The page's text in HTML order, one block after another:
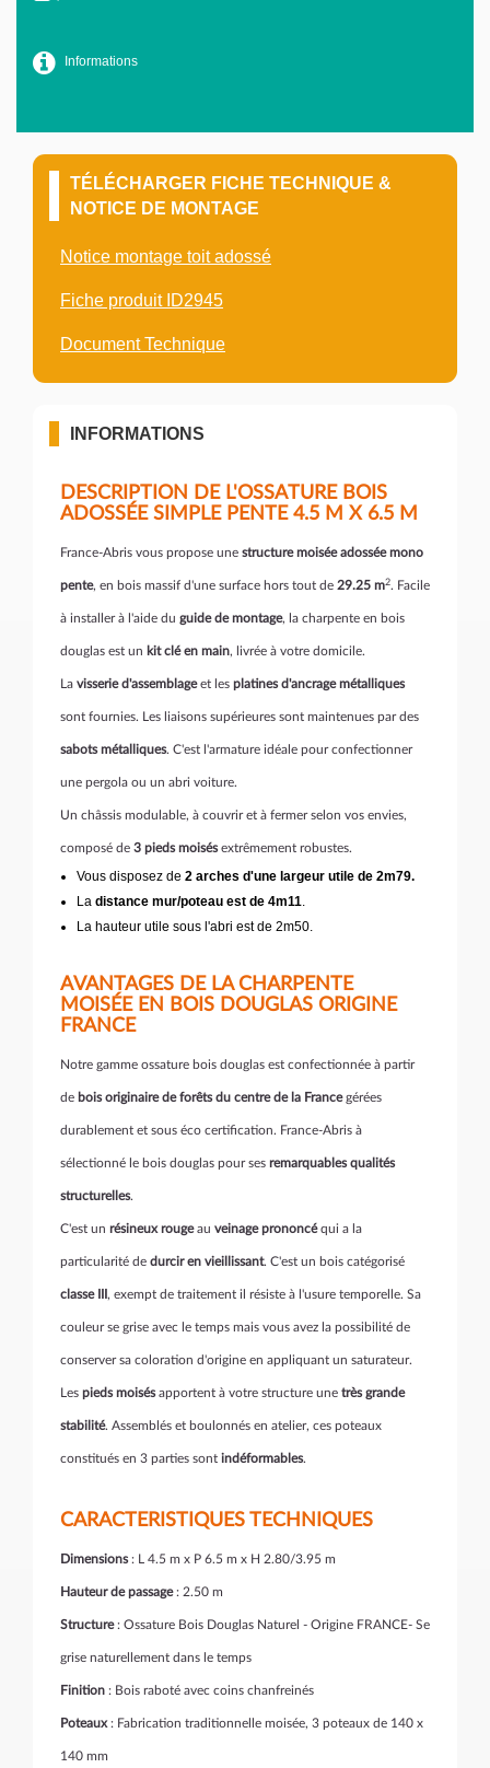
Informations
TÉLÉCHARGER FICHE TECHNIQUE &
NOTICE DE MONTAGE
Notice montage toit adossé
Fiche produit ID2945
Document Technique
INFORMATIONS
DESCRIPTION DE L'OSSATURE BOIS
ADOSSÉE SIMPLE PENTE 4.5 M X 6.5 M
France-Abris vous propose une structure moisée adossée mono
pente, en bois massif d'une surface hors tout de 29.25 m2. Facile
à installer à l'aide du guide de montage, la charpente en bois
douglas est un kit clé en main, livrée à votre domicile.
La visserie d'assemblageet les platines d'ancrage métalliques
sont fournies. Les liaisons supérieures sont maintenues par des
sabots métalliques. C'est l'armature idéale pour confectionner
une pergola ou un abri voiture.
Un châssis modulable, à couvrir et à fermer selon vos envies,
composé de 3 pieds moisésextrêmement robustes.
Vous disposez de 2 arches d'une largeur utile de 2m79.
La distance mur/poteau est de 4m11.
La hauteur utile sous l'abri est de 2m50.
AVANTAGES DE LA CHARPENTE
MOISÉE EN BOIS DOUGLAS ORIGINE
FRANCE
Notre gamme ossature bois douglas est confectionnée à partir
de bois originaire de forêts du centre de la Francegérées
durablement et sous éco certification. France-Abris à
sélectionné le bois douglas pour ses remarquables qualités
structurelles.
C'est un résineux rougeau veinage prononcéqui a la
particularité de durcir en vieillissant. C'est un bois catégorisé
classe III , exempt de traitement il résiste à l'usure temporelle. Sa
couleur se grise avec le temps mais vous avez la possibilité de
conserver sa coloration d'origine en appliquant un saturateur.
Les pieds moisésapportent à votre structure une très grande
stabilité. Assemblés et boulonnés en atelier, ces poteaux
constitués en 3 parties sont indéformables.
CARACTERISTIQUES TECHNIQUES
Dimensions: L 4.5 m x P 6.5 m x H 2.80/3.95 m
Hauteur de passage: 2.50 m
Structure: Ossature Bois Douglas Naturel - Origine FRANCE- Se
grise naturellement dans le temps
Finition : Bois raboté avec coins chanfreinés
Poteaux: Fabrication traditionnelle moisée, 3 poteaux de 140 x
140 mm